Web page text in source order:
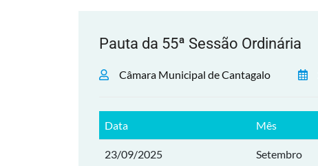
Pauta da 55ª Sessão Ordinária
Câmara Municipal de Cantagalo
Data Mês
23/09/2025 Setembro